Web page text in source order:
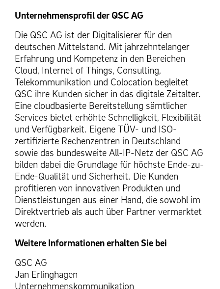
Unternehmensprofil der QSC AG
Die QSC AG ist der Digitalisierer für den
deutschen Mittelstand. Mit jahrzehntelanger
Erfahrung und Kompetenz in den Bereichen
Cloud, Internet of Things, Consulting,
Telekommunikation und Colocation begleitet
QSC ihre Kunden sicher in das digitale Zeitalter.
Eine cloudbasierte Bereitstellung sämtlicher
Services bietet erhöhte Schnelligkeit, Flexibilität
und Verfügbarkeit. Eigene TÜV- und ISO-
zertifizierte Rechenzentren in Deutschland
sowie das bundesweite All-IP-Netz der QSC AG
bilden dabei die Grundlage für höchste Ende-zu-
Ende-Qualität und Sicherheit. Die Kunden
profitieren von innovativen Produkten und
Dienstleistungen aus einer Hand, die sowohl im
Direktvertrieb als auch über Partner vermarktet
werden.
Weitere Informationen erhalten Sie bei
QSC AG
Jan Erlinghagen
Unternehmenskommunikation